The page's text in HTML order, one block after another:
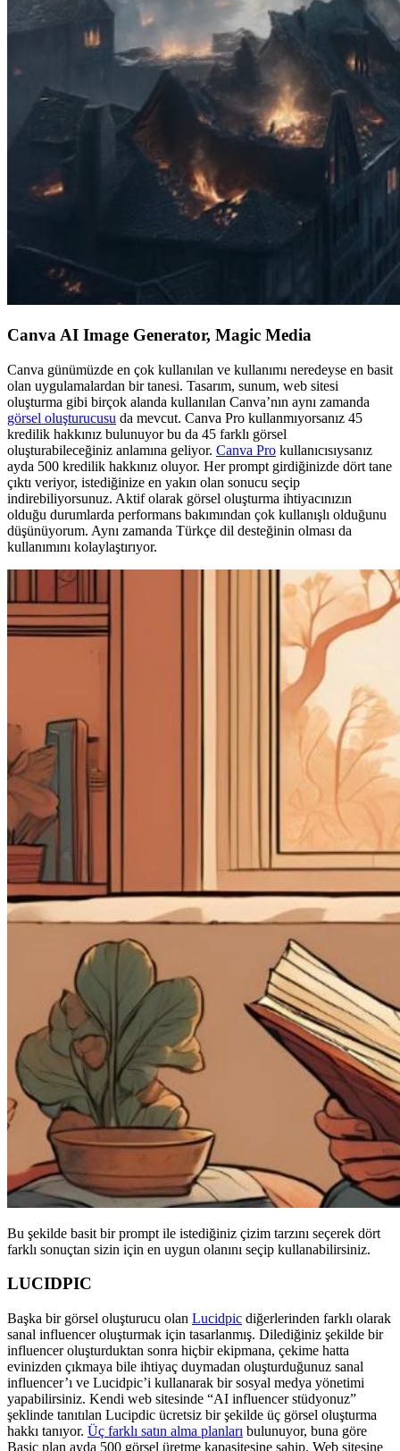
Canva AI Image Generator, Magic Media
Canva günümüzde en çok kullanılan ve kullanımı neredeyse en basit
olan uygulamalardan bir tanesi. Tasarım, sunum, web sitesi
oluşturma gibi birçok alanda kullanılan Canva’nın aynı zamanda
görsel oluşturucusu da mevcut. Canva Pro kullanmıyorsanız 45
kredilik hakkınız bulunuyor bu da 45 farklı görsel
oluşturabileceğiniz anlamına geliyor. Canva Pro kullanıcısıysanız
ayda 500 kredilik hakkınız oluyor. Her prompt girdiğinizde dört tane
çıktı veriyor, istediğinize en yakın olan sonucu seçip
indirebiliyorsunuz. Aktif olarak görsel oluşturma ihtiyacınızın
olduğu durumlarda performans bakımından çok kullanışlı olduğunu
düşünüyorum. Aynı zamanda Türkçe dil desteğinin olması da
kullanımını kolaylaştırıyor.
Bu şekilde basit bir prompt ile istediğiniz çizim tarzını seçerek dört
farklı sonuçtan sizin için en uygun olanını seçip kullanabilirsiniz.
LUCIDPIC
Başka bir görsel oluşturucu olan Lucidpic diğerlerinden farklı olarak
sanal influencer oluşturmak için tasarlanmış. Dilediğiniz şekilde bir
influencer oluşturduktan sonra hiçbir ekipmana, çekime hatta
evinizden çıkmaya bile ihtiyaç duymadan oluşturduğunuz sanal
influencer’ı ve Lucidpic’i kullanarak bir sosyal medya yönetimi
yapabilirsiniz. Kendi web sitesinde “AI influencer stüdyonuz”
şeklinde tanıtılan Lucipdic ücretsiz bir şekilde üç görsel oluşturma
hakkı tanıyor. Üç farklı satın alma planları bulunuyor, buna göre
Basic plan ayda 500 görsel üretme kapasitesine sahip. Web sitesine